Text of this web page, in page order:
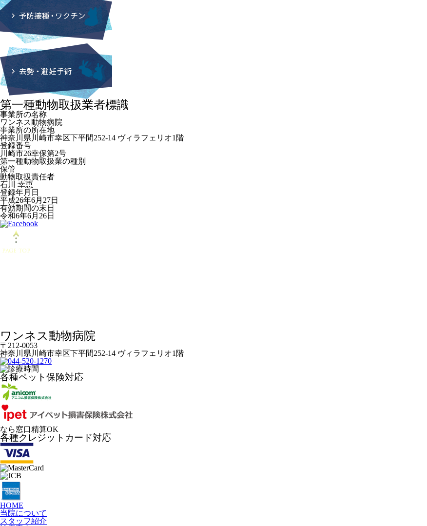
第一種動物取扱業者標識
事業所の名称
ワンネス動物病院
事業所の所在地
神奈川県川崎市幸区下平間252-14 ヴィラフェリオ1階
登録番号
川崎市26幸保第2号
第一種動物取扱業の種別
保管
動物取扱責任者
石川 幸恵
登録年月日
平成26年6月27日
有効期間の末日
令和6年6月26日
ワンネス動物病院
〒212-0053
神奈川県川崎市幸区下平間252-14 ヴィラフェリオ1階
各種ペット保険対応
なら窓口精算OK
各種クレジットカード対応
HOME
当院について
スタッフ紹介